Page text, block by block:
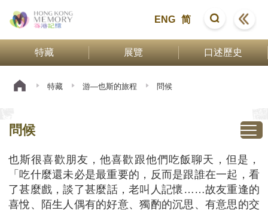
ENG 简
特藏 展覽 口述歷史
特藏 游—也斯的旅程 問候
問候
也斯很喜歡朋友，他喜歡跟他們吃飯聊天，但是，
「吃什麼還未必是最重要的，反而是跟誰在一起，看
了甚麼戲，談了甚麼話，老叫人記懷……故友重逢的
喜悅、陌生人偶有的好意、獨酌的沉思、有意思的交